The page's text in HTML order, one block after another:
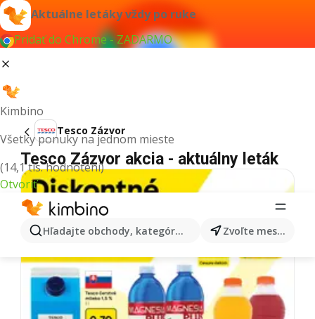
Aktuálne letáky vždy po ruke
Pridať do Chrome - ZADARMO
Kimbino
Všetky ponuky na jednom mieste
(14,1 tis. hodnotení)
Otvoriť
Hľadajte obchody, kategórie, produkty... Zvoľte mesto
Tesco Zázvor
Tesco Zázvor akcia - aktuálny leták